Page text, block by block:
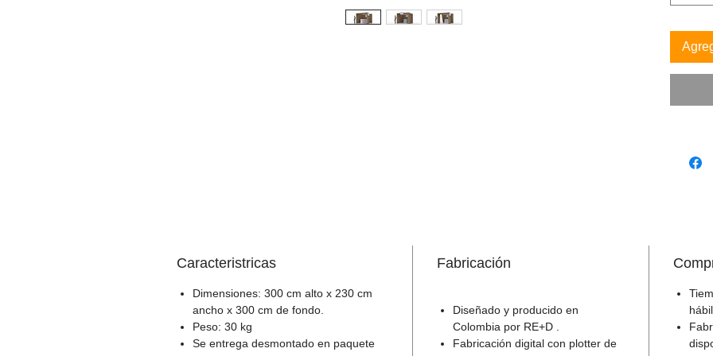
tótem.
aúna
la de
desde
Caracteristricas
Dimensiones: 300 cm alto x 230 cm
ancho x 300 cm de fondo.
Peso: 30 kg
Se entrega desmontado en paquete
Fabricación
Diseñado y producido en
Colombia por RE+D .
Fabricación digital con plotter de